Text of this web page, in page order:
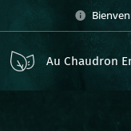
Au Chaudron